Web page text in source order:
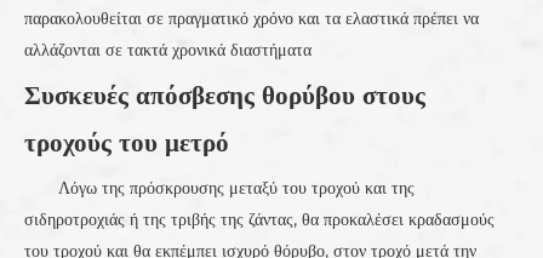
παρακολουθείται σε πραγματικό χρόνο και τα ελαστικά πρέπει να
αλλάζονται σε τακτά χρονικά διαστήματα
Συσκευές απόσβεσης θορύβου στους
τροχούς του μετρό
Λόγω της πρόσκρουσης μεταξύ του τροχού και της
σιδηροτροχιάς ή της τριβής της ζάντας, θα προκαλέσει κραδασμούς
του τροχού και θα εκπέμπει ισχυρό θόρυβο, στον τροχό μετά την